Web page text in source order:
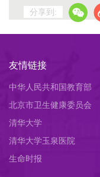
分享到:
友情链接
中华人民共和国教育部
北京市卫生健康委员会
清华大学
清华大学玉泉医院
生命时报